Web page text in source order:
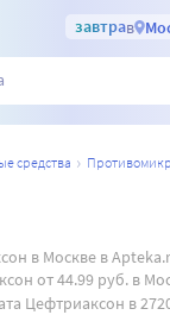
завтрав
средства
в Москве в
от 44.99 руб. в
Цефтриаксон в